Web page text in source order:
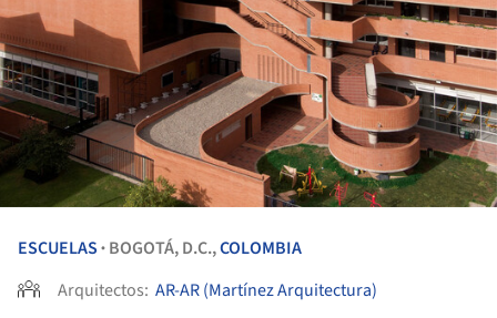
ESCUELAS • BOGOTÁ, D.C.,COLOMBIA
Arquitectos: AR-AR (Martínez Arquitectura)